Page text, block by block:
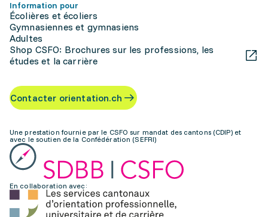
Information pour
Écolières et écoliers
Gymnasiennes et gymnasiens
Adultes
Shop CSFO: Brochures sur les professions, les
études et la carrière
Contacter orientation.ch
Une prestation fournie par le CSFO sur mandat des cantons (CDIP) et
avec le soutien de la Confédération (SEFRI)
En collaboration avec: